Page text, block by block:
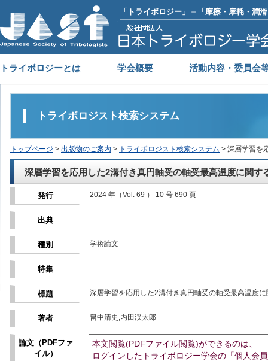
「トライボロジー」＝「摩擦・摩耗・潤
トライボロジーとは 学会概要 活動内容・委員会
トライボロジスト検索システム
トップページ > 出版物のご案内 > トライボロジスト検索システム > 深層学習を
深層学習を応用した2溝付き真円軸受の軸受最高温度に関す
発行 2024 年（Vol. 69 ） 10 号 690 頁
出典
種別 学術論文
特集
標題 深層学習を応用した2溝付き真円軸受の軸受最高温度
著者 畠中清史,内田渓太郎
論文（PDFファ
イル）
本文閲覧(PDFファイル閲覧)ができるのは、
ログインしたトライボロジー学会の「個人会